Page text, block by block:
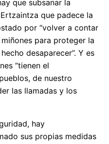
que subsanar la
que padece la
por “volver a contar
para proteger la
desaparecer”. Y es
“tienen el
de nuestro
las llamadas y los
hay
sus propias medidas